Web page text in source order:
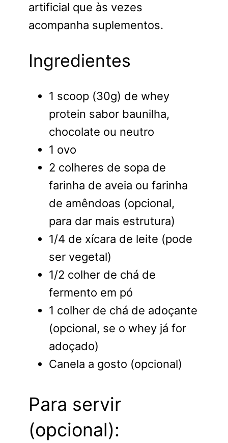
artificial que às vezes
acompanha suplementos.
Ingredientes
1 scoop (30g) de whey
protein sabor baunilha,
chocolate ou neutro
1 ovo
2 colheres de sopa de
farinha de aveia ou farinha
de amêndoas (opcional,
para dar mais estrutura)
1/4 de xícara de leite (pode
ser vegetal)
1/2 colher de chá de
fermento em pó
1 colher de chá de adoçante
(opcional, se o whey já for
adoçado)
Canela a gosto (opcional)
Para servir
(opcional):